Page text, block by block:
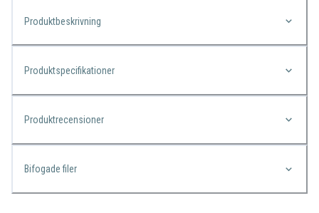
Produktbeskrivning
Produktspecifikationer
Produktrecensioner
Bifogade filer